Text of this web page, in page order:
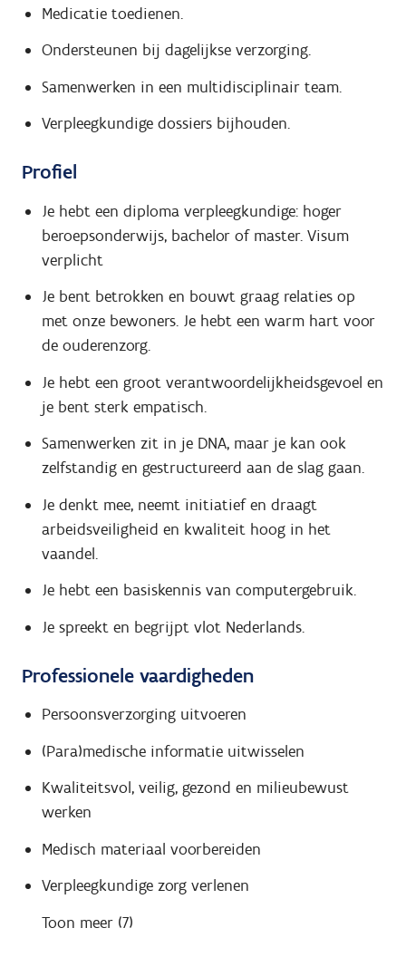
Medicatie toedienen.
Ondersteunen bij dagelijkse verzorging.
Samenwerken in een multidisciplinair team.
Verpleegkundige dossiers bijhouden.
Profiel
Je hebt een diploma verpleegkundige: hoger
beroepsonderwijs, bachelor of master. Visum
verplicht
Je bent betrokken en bouwt graag relaties op
met onze bewoners. Je hebt een warm hart voor
de ouderenzorg.
Je hebt een groot verantwoordelijkheidsgevoel en
je bent sterk empatisch.
Samenwerken zit in je DNA, maar je kan ook
zelfstandig en gestructureerd aan de slag gaan.
Je denkt mee, neemt initiatief en draagt
arbeidsveiligheid en kwaliteit hoog in het
vaandel.
Je hebt een basiskennis van computergebruik.
Je spreekt en begrijpt vlot Nederlands.
Professionele vaardigheden
Persoonsverzorging uitvoeren
(Para)medische informatie uitwisselen
Kwaliteitsvol, veilig, gezond en milieubewust
werken
Medisch materiaal voorbereiden
Verpleegkundige zorg verlenen
Toon meer (7)